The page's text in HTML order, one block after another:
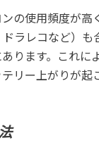
の使用頻度が高
ドラレコなど）
ります。これに
リー上がりが起